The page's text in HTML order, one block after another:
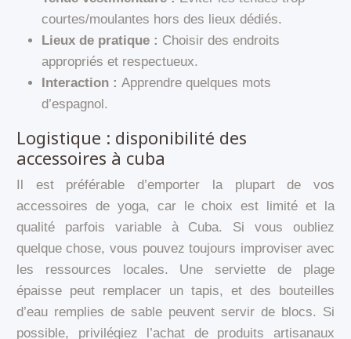
courtes/moulantes hors des lieux dédiés.
Lieux de pratique : Choisir des endroits
appropriés et respectueux.
Interaction : Apprendre quelques mots
d’espagnol.
Logistique : disponibilité des
accessoires à cuba
Il est préférable d’emporter la plupart de vos
accessoires de yoga, car le choix est limité et la
qualité parfois variable à Cuba. Si vous oubliez
quelque chose, vous pouvez toujours improviser avec
les ressources locales. Une serviette de plage
épaisse peut remplacer un tapis, et des bouteilles
d’eau remplies de sable peuvent servir de blocs. Si
possible, privilégiez l’achat de produits artisanaux